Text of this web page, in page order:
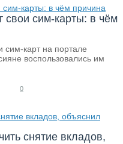
свои сим-карты: в чём
сим-карт на портале
воспользовались им
0
снятие вкладов,